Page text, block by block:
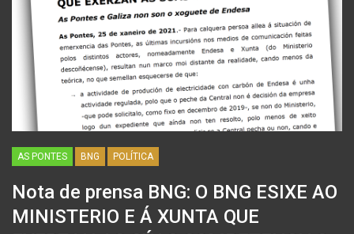
AS PONTES BNG POLÍTICA
Nota de prensa BNG: O BNG ESIXE AO
MINISTERIO E Á XUNTA QUE